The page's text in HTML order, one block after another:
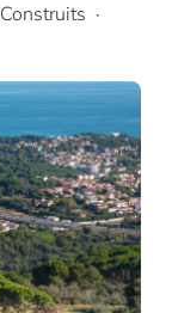
Construits